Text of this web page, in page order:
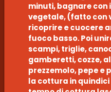
minuti, bagnare con
vegetale, (fatto con
ricoprire e cuocere
fuoco basso. Poi
scampi, triglie,
gamberetti, cozze,
prezzemolo, pepe e
la cottura in